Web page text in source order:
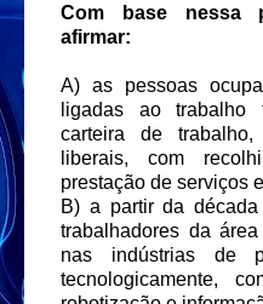
Com base nessa
afirmar:
A) as pessoas
ligadas ao trabalho
carteira de
liberais, com
prestação de serviços
B) a partir da
trabalhadores da
nas indústrias de
tecnologicamente,